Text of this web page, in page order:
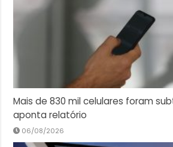
Mais de 830 mil celulares foram
aponta relatório
06/08/2026